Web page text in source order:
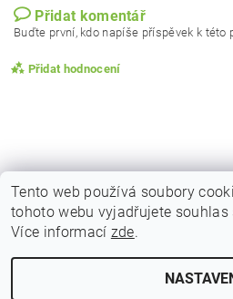
Přidat komentář
Buďte první, kdo napíše příspěvek k této
Přidat hodnocení
Obchodní podmínky |
Reklamační podmínky
Tento web používá soubory
tohoto webu vyjadřujete
Více informací zde.